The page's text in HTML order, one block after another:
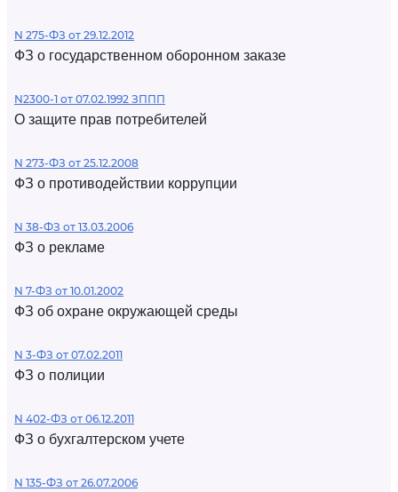
N 275-ФЗ от 29.12.2012
ФЗ о государственном оборонном заказе
N2300-1 от 07.02.1992 ЗППП
О защите прав потребителей
N 273-ФЗ от 25.12.2008
ФЗ о противодействии коррупции
N 38-ФЗ от 13.03.2006
ФЗ о рекламе
N 7-ФЗ от 10.01.2002
ФЗ об охране окружающей среды
N 3-ФЗ от 07.02.2011
ФЗ о полиции
N 402-ФЗ от 06.12.2011
ФЗ о бухгалтерском учете
N 135-ФЗ от 26.07.2006